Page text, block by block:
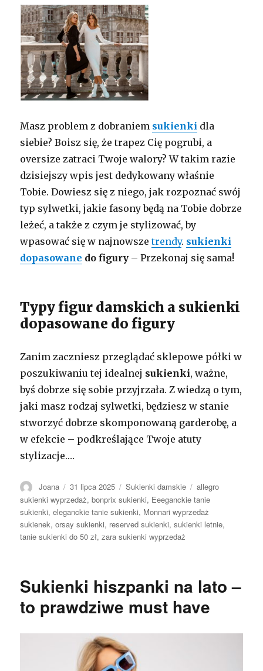
Masz problem z dobraniem sukienki dla
siebie? Boisz się, że trapez Cię pogrubi, a
oversize zatraci Twoje walory? W takim razie
dzisiejszy wpis jest dedykowany właśnie
Tobie. Dowiesz się z niego, jak rozpoznać swój
typ sylwetki, jakie fasony będą na Tobie dobrze
leżeć, a także z czym je stylizować, by
wpasować się w najnowszetrendy. sukienki
dopasowane do figury – Przekonaj się sama!
Typy figur damskich a sukienki
dopasowane do figury
Zanim zaczniesz przeglądać sklepowe półki w
poszukiwaniu tej idealnej sukienki, ważne,
byś dobrze się sobie przyjrzała. Z wiedzą o tym,
jaki masz rodzaj sylwetki, będziesz w stanie
stworzyć dobrze skomponowaną garderobę, a
w efekcie – podkreślające Twoje atuty
stylizacje.…
Autor
Joana Opublikowano
31 lipca 2025 Kategorie
Sukienki damskie Tagi
allegro
sukienki wyprzedaż,bonprix sukienki, Eeeganckie tanie
sukienki,eleganckie tanie sukienki, Monnari wyprzedaż
sukienek,orsay sukienki, reserved sukienki,sukienki letnie,
tanie sukienki do 50 zł,zara sukienki wyprzedaż
Sukienki hiszpanki na lato –
to prawdziwe must have